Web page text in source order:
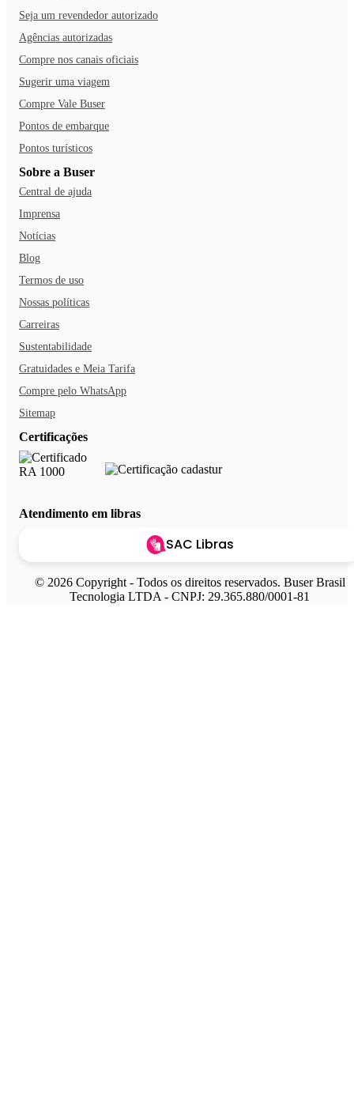
Seja um revendedor autorizado
Agências autorizadas
Compre nos canais oficiais
Sugerir uma viagem
Compre Vale Buser
Pontos de embarque
Pontos turísticos
Sobre a Buser
Central de ajuda
Imprensa
Notícias
Blog
Termos de uso
Nossas políticas
Carreiras
Sustentabilidade
Gratuidades e Meia Tarifa
Compre pelo WhatsApp
Sitemap
Certificações
Atendimento em libras
SAC Libras
© 2026 Copyright - Todos os direitos reservados. Buser Brasil
Tecnologia LTDA - CNPJ: 29.365.880/0001-81